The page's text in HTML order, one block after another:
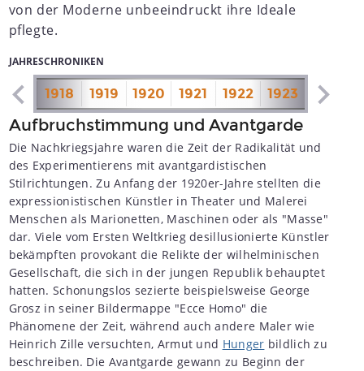
von der Moderne unbeeindruckt ihre Ideale
pflegte.
JAHRESCHRONIKEN
1917 1918 1919 1920 1921 1922 1923 1924
Aufbruchstimmung und Avantgarde
Die Nachkriegsjahre waren die Zeit der Radikalität und
des Experimentierens mit avantgardistischen
Stilrichtungen. Zu Anfang der 1920er-Jahre stellten die
expressionistischen Künstler in Theater und Malerei
Menschen als Marionetten, Maschinen oder als "Masse"
dar. Viele vom Ersten Weltkrieg desillusionierte Künstler
bekämpften provokant die Relikte der wilhelminischen
Gesellschaft, die sich in der jungen Republik behauptet
hatten. Schonungslos sezierte beispielsweise George
Grosz in seiner Bildermappe "Ecce Homo" die
Phänomene der Zeit, während auch andere Maler wie
Heinrich Zille versuchten, Armut und Hunger bildlich zu
beschreiben. Die Avantgarde gewann zu Beginn der